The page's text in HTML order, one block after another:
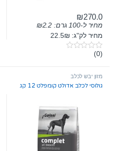
₪270.0
מחיר ל-100 גרם: ₪2.2
מחיר לק"ג: 22.5₪
0
t
o
f
(0)
מזון יבש לכלב
גולוסי לכלב אדולט קומפלט 12 קג